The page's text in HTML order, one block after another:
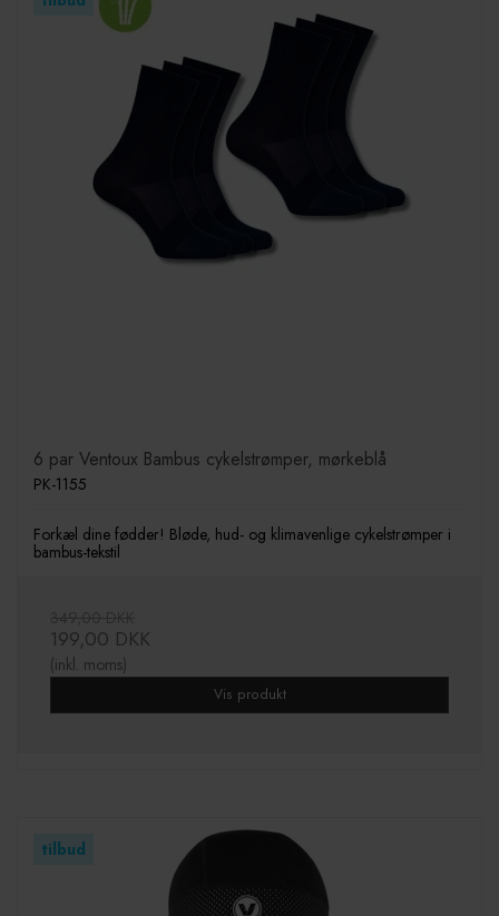
6 par Ventoux Bambus cykelstrømper, mørkeblå
PK-1155
Forkæl dine fødder! Bløde, hud- og klimavenlige cykelstrømper i
bambus-tekstil
199,00 DKK
(inkl. moms)
Vis produkt
tilbud